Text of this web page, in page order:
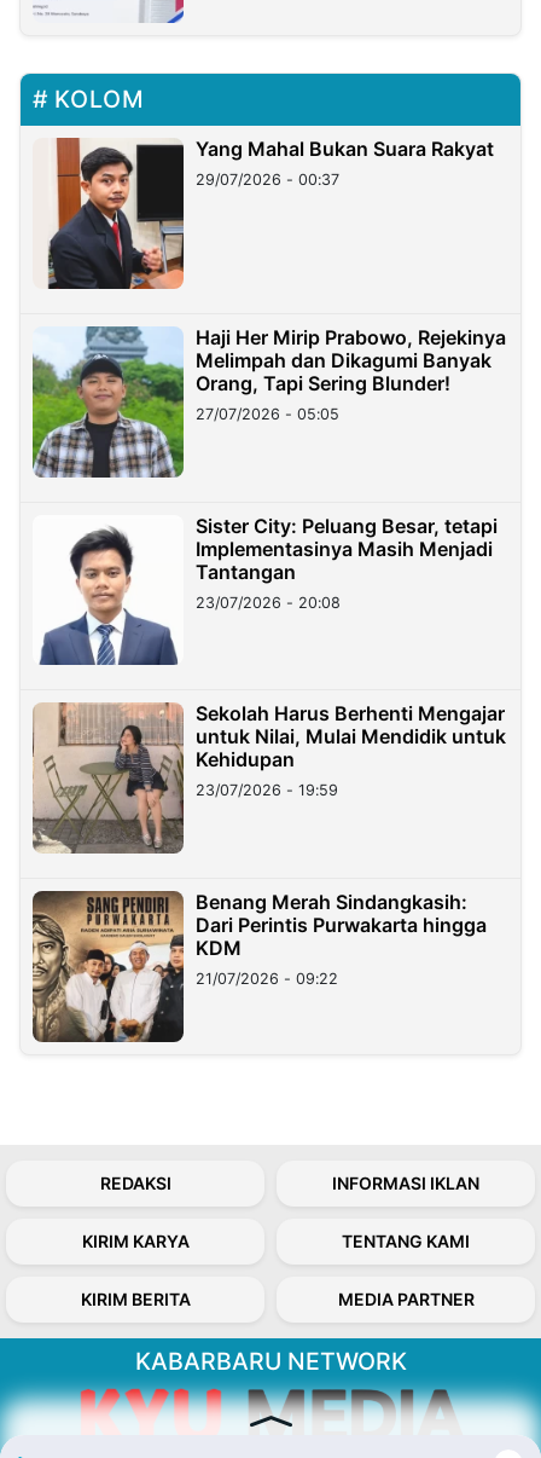
KOLOM
Yang Mahal Bukan Suara Rakyat
29/07/2026 - 00:37
Haji Her Mirip Prabowo, Rejekinya
Melimpah dan Dikagumi Banyak
Orang, Tapi Sering Blunder!
27/07/2026 - 05:05
Sister City: Peluang Besar, tetapi
Implementasinya Masih Menjadi
Tantangan
23/07/2026 - 20:08
Sekolah Harus Berhenti Mengajar
untuk Nilai, Mulai Mendidik untuk
Kehidupan
23/07/2026 - 19:59
Benang Merah Sindangkasih:
Dari Perintis Purwakarta hingga
KDM
21/07/2026 - 09:22
REDAKSI INFORMASI IKLAN
KIRIM KARYA TENTANG KAMI
KIRIM BERITA MEDIA PARTNER
KABARBARU NETWORK